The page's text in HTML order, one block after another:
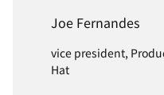
Joe Fernandes
vice president,
Hat